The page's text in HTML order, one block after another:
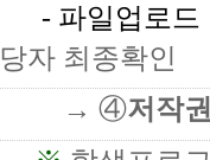
- 파일업로
당자 최종확인
→ ④저작